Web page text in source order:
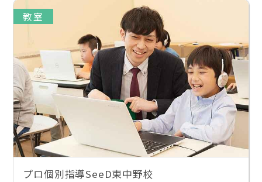
教室
プロ個別指導SeeD東中野校